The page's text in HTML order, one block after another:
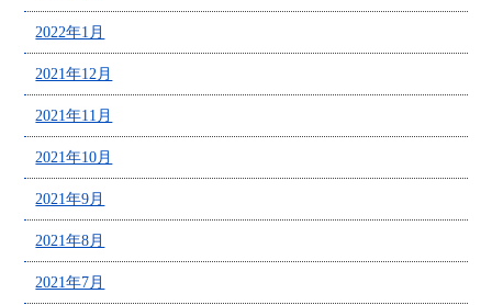
2022年1月
2021年12月
2021年11月
2021年10月
2021年9月
2021年8月
2021年7月